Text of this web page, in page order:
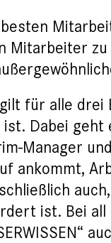
Mitarbeiter
für alle drei
Dabei geht
Manager
ankommt,
ist. Bei all